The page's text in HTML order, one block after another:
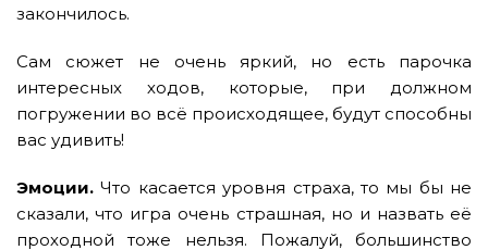
закончилось.
Сам сюжет не очень яркий, но есть парочка
интересных ходов, которые, при должном
погружении во всё происходящее, будут способны
вас удивить!
Эмоции. Что касается уровня страха, то мы бы не
сказали, что игра очень страшная, но и назвать её
проходной тоже нельзя. Пожалуй, большинство